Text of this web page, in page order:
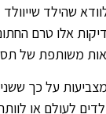
שהילד
אלו טרם
משותפת של
על כך
לעולם או